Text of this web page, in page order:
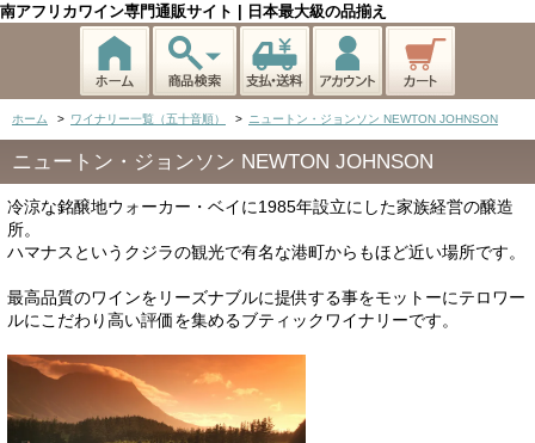
南アフリカワイン専門通販サイト | 日本最大級の品揃え
ホーム > ワイナリー一覧（五十音順） > ニュートン・ジョンソン NEWTON JOHNSON
ニュートン・ジョンソン NEWTON JOHNSON
冷涼な銘醸地ウォーカー・ベイに1985年設立にした家族経営の醸造
所。
ハマナスというクジラの観光で有名な港町からもほど近い場所です。
最高品質のワインをリーズナブルに提供する事をモットーにテロワー
ルにこだわり高い評価を集めるブティックワイナリーです。